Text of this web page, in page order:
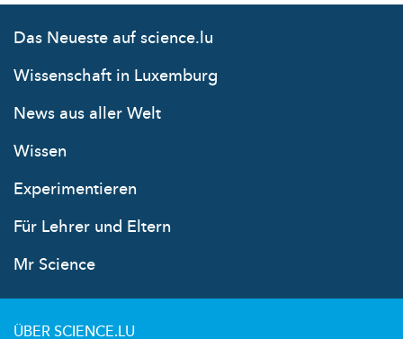
Das Neueste auf science.lu
Wissenschaft in Luxemburg
News aus aller Welt
Wissen
Experimentieren
Für Lehrer und Eltern
Mr Science
ÜBER SCIENCE.LU